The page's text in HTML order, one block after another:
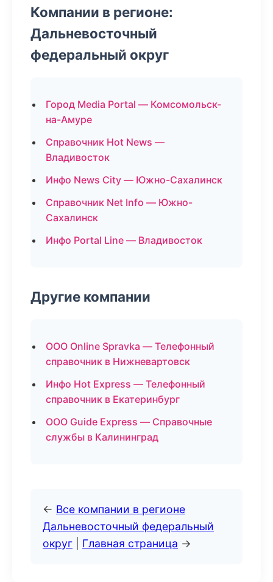
Компании в регионе:
Дальневосточный
федеральный округ
Город Media Portal — Комсомольск-
на-Амуре
Справочник Hot News —
Владивосток
Инфо News City — Южно-Сахалинск
Справочник Net Info — Южно-
Сахалинск
Инфо Portal Line — Владивосток
Другие компании
ООО Online Spravka — Телефонный
справочник в Нижневартовск
Инфо Hot Express — Телефонный
справочник в Екатеринбург
ООО Guide Express — Справочные
службы в Калининград
← Все компании в регионе
Дальневосточный федеральный
округ
Главная страница →